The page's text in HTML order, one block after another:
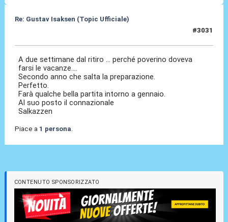
Re: Gustav Isaksen (Topic Ufficiale)
#3031
A due settimane dal ritiro ... perché poverino doveva
farsi le vacanze....
Secondo anno che salta la preparazione.
Perfetto.
Farà qualche bella partita intorno a gennaio.
Al suo posto il connazionale
Salkazzen
Piace a 1 persona
CONTENUTO SPONSORIZZATO